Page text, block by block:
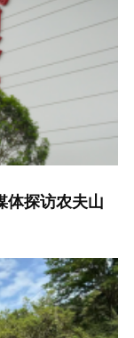
体探访农夫山